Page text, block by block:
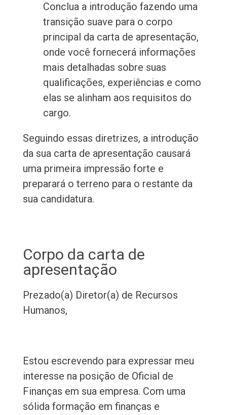
Conclua a introdução fazendo uma
transição suave para o corpo
principal da carta de apresentação,
onde você fornecerá informações
mais detalhadas sobre suas
qualificações, experiências e como
elas se alinham aos requisitos do
cargo.
Seguindo essas diretrizes, a introdução
da sua carta de apresentação causará
uma primeira impressão forte e
preparará o terreno para o restante da
sua candidatura.
Corpo da carta de
apresentação
Prezado(a) Diretor(a) de Recursos
Humanos,
Estou escrevendo para expressar meu
interesse na posição de Oficial de
Finanças em sua empresa. Com uma
sólida formação em finanças e